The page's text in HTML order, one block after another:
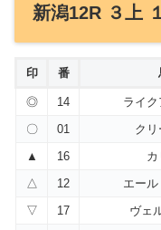
新潟12R ３上
印 番
◎ 14 ライ
〇
01 クリ
▲
16 カ
△
12 エー
▽
17 ヴェ